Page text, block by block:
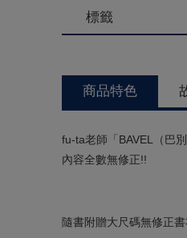
標籤
商品特色
fu-ta老師「BAVEL（巴
內容全數無修正!!
隨書附贈大尺碼無修正